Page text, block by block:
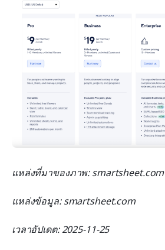
แหล่งที่มาของภาพ: smartsheet.com
แหล่งข้อมูล: smartsheet.com
เวลาอัปเดต: 2025-11-25